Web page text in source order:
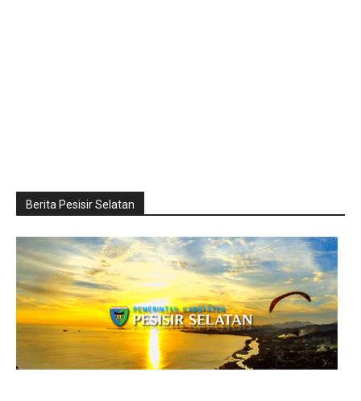
Berita Pesisir Selatan